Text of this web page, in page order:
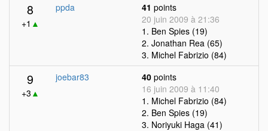
8
+1 ▲
ppda 41 points
20 juin 2009 à 21:36
1. Ben Spies (19)
2. Jonathan Rea (65)
3. Michel Fabrizio (84)
9
+3 ▲
joebar83 40 points
16 juin 2009 à 11:40
1. Michel Fabrizio (84)
2. Ben Spies (19)
3. Noriyuki Haga (41)